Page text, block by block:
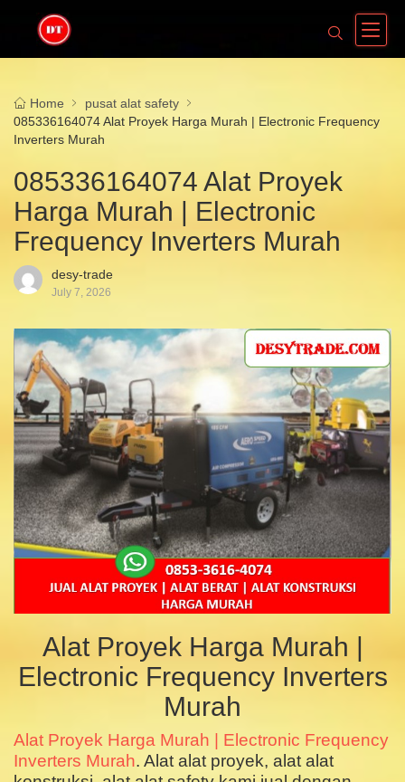
Home
pusat alat safety
085336164074 Alat Proyek Harga Murah | Electronic Frequency
Inverters Murah
085336164074 Alat Proyek
Harga Murah | Electronic
Frequency Inverters Murah
desy-trade
July 7, 2026
Alat Proyek Harga Murah |
Electronic Frequency Inverters
Murah
Alat Proyek Harga Murah | Electronic Frequency
Inverters Murah. Alat alat proyek, alat alat